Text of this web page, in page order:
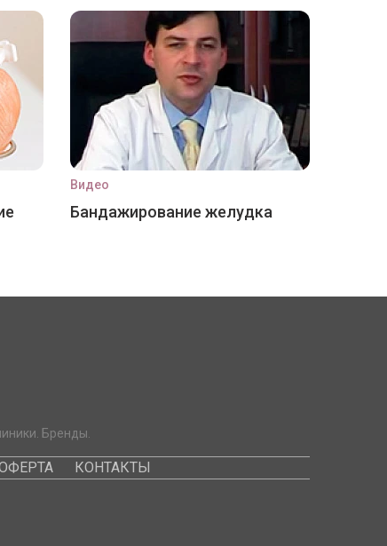
Видео
Бандажирование желудка
Бренды.
КОНТАКТЫ